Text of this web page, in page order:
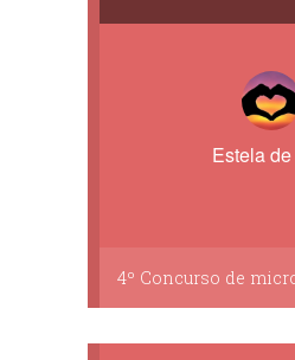
Estela
4º Concurso de